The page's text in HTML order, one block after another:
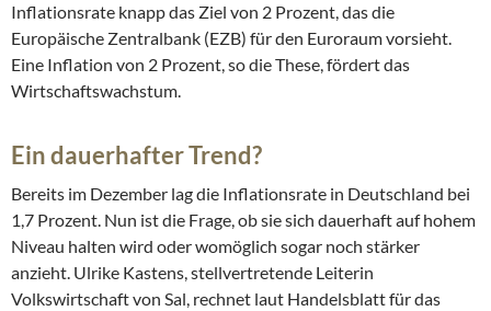
Inflationsrate knapp das Ziel von 2 Prozent, das die
Europäische Zentralbank (EZB) für den Euroraum vorsieht.
Eine Inflation von 2 Prozent, so die These, fördert das
Wirtschaftswachstum.
Ein dauerhafter Trend?
Bereits im Dezember lag die Inflationsrate in Deutschland bei
1,7 Prozent. Nun ist die Frage, ob sie sich dauerhaft auf hohem
Niveau halten wird oder womöglich sogar noch stärker
anzieht. Ulrike Kastens, stellvertretende Leiterin
Volkswirtschaft von Sal, rechnet laut Handelsblatt für das